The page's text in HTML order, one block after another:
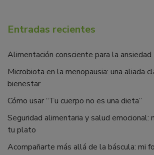
Entradas recientes
Alimentación consciente para la ansiedad
Microbiota en la menopausia: una aliada
bienestar
Cómo usar “Tu cuerpo no es una dieta”
Seguridad alimentaria y salud emocional:
tu plato
Acompañarte más allá de la báscula: mi